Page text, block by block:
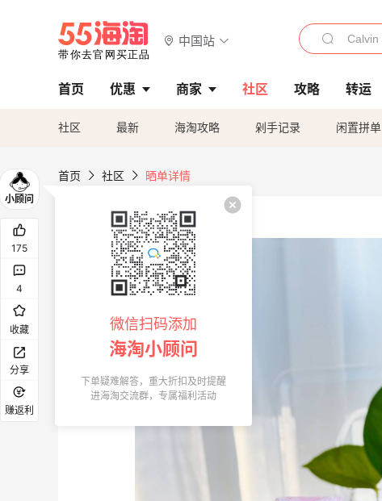
中国站
首页 优惠 商家 社区 攻略 转运
社区 最新 海淘攻略 剁手记录 闲置拼单
首页 社区 晒单详情
175
4
收藏
分享
赚返利
微信扫码添加
海淘小顾问
下单疑难解答，重大折扣及时提醒
进海淘交流群，专属福利活动